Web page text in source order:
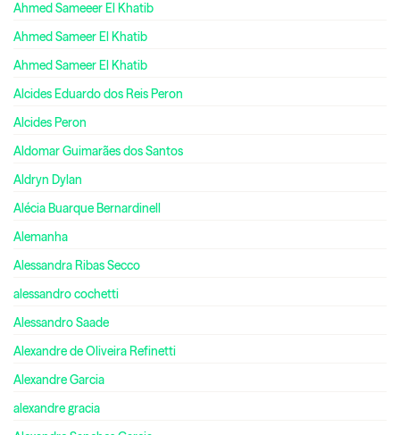
Ahmed Sameeer El Khatib
Ahmed Sameer El Khatib
Ahmed Sameer El Khatib
Alcides Eduardo dos Reis Peron
Alcides Peron
Aldomar Guimarães dos Santos
Aldryn Dylan
Alécia Buarque Bernardinell
Alemanha
Alessandra Ribas Secco
alessandro cochetti
Alessandro Saade
Alexandre de Oliveira Refinetti
Alexandre Garcia
alexandre gracia